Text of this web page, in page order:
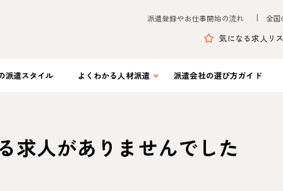
派遣登録やお仕事開始の流れ 全国
気になる求人リ
派遣スタイル よくわかる 人材派遣 派遣会社の選び方ガイド
求人がありませんでした